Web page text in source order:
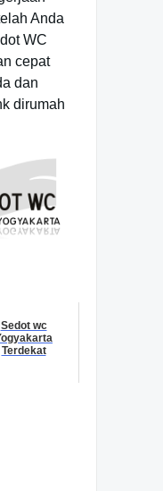
Anda
WC
cepat
dan
dirumah
Sedot wc
Terdekat